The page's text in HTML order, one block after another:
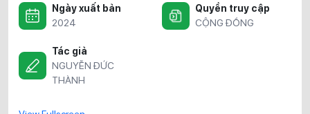
Ngày xuất bản
2024
Quyền truy cập
CỘNG ĐỒNG
Tác giả
NGUYỄN ĐỨC
THÀNH